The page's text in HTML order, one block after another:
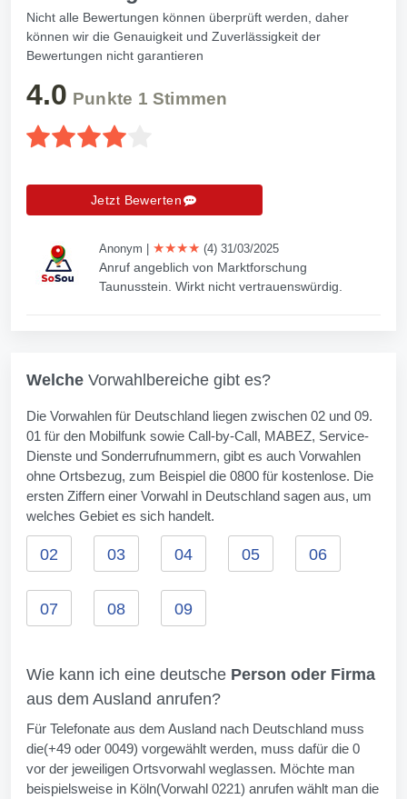
Nicht alle Bewertungen können überprüft werden, daher
können wir die Genauigkeit und Zuverlässigkeit der
Bewertungen nicht garantieren
4.0 Punkte 1 Stimmen
Jetzt Bewerten
Anonym ★★★★ (4) 31/03/2025
Anruf angeblich von Marktforschung
Taunusstein. Wirkt nicht vertrauenswürdig.
Welche Vorwahlbereiche gibt es?
Die Vorwahlen für Deutschland liegen zwischen 02 und 09.
01 für den Mobilfunk sowie Call-by-Call, MABEZ, Service-
Dienste und Sonderrufnummern, gibt es auch Vorwahlen
ohne Ortsbezug, zum Beispiel die 0800 für kostenlose. Die
ersten Ziffern einer Vorwahl in Deutschland sagen aus, um
welches Gebiet es sich handelt.
02 03 04 05 06
07 08 09
Wie kann ich eine deutsche Person oder Firma
aus dem Ausland anrufen?
Für Telefonate aus dem Ausland nach Deutschland muss
die(+49 oder 0049) vorgewählt werden, muss dafür die 0
vor der jeweiligen Ortsvorwahl weglassen. Möchte man
beispielsweise in Köln(Vorwahl 0221) anrufen wählt man die